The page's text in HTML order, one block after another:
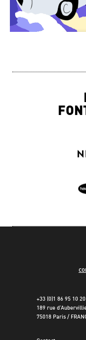
+33 (0)1 86 95 10 20
189 rue
75018 Paris /